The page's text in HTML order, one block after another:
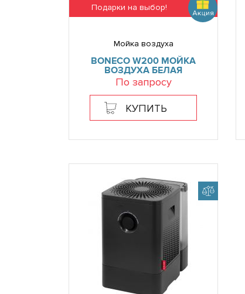
Подарки на выбор!
Мойка воздуха
BONECO W200 МОЙКА
ВОЗДУХА БЕЛАЯ
По запросу
КУПИТЬ